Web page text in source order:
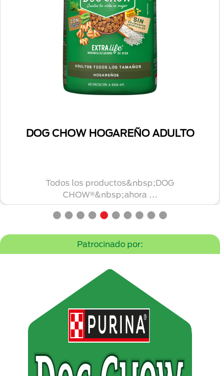
DOG CHOW HOGAREÑO ADULTO
Todos los productos&nbsp;DOG
CHOW®&nbsp;ahora ...
Patrocinado por: